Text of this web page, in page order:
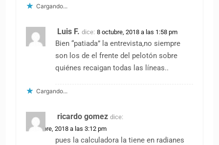
Cargando...
Luis F. dice: 8 octubre, 2018 a las 1:58 pm
Bien “patiada” la entrevista,no siempre
son los de el frente del pelotón sobre
quiénes recaigan todas las líneas..
Cargando...
ricardo gomez dice:
8 octubre, 2018 a las 3:12 pm
pues la calculadora la tiene en radianes